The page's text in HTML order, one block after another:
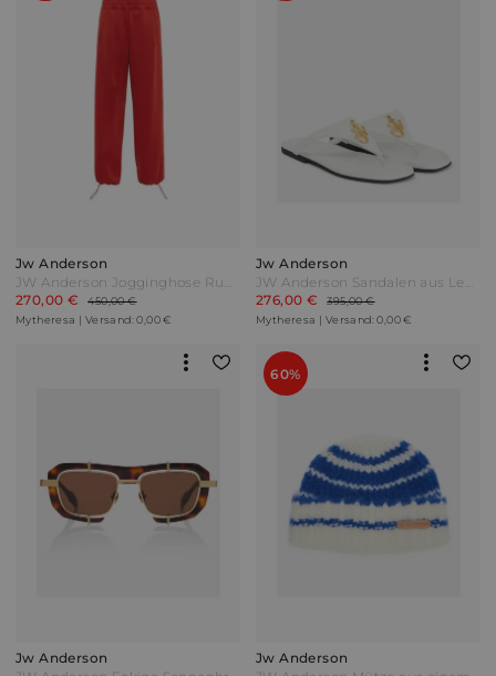
Jw Anderson
JW Anderson Jogginghose Run Hany Rot
270,00 €
450,00 €
Mytheresa | Versand: 0,00 €
Jw Anderson
JW Anderson Sandalen aus Leder Weiß
276,00 €
395,00 €
Mytheresa | Versand: 0,00 €
Jw Anderson
60%
Jw Anderson